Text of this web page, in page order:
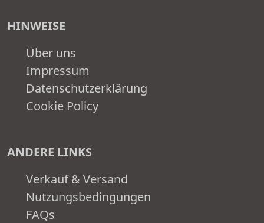
HINWEISE
Über uns
Impressum
Datenschutzerklärung
Cookie Policy
ANDERE LINKS
Verkauf & Versand
Nutzungsbedingungen
FAQs